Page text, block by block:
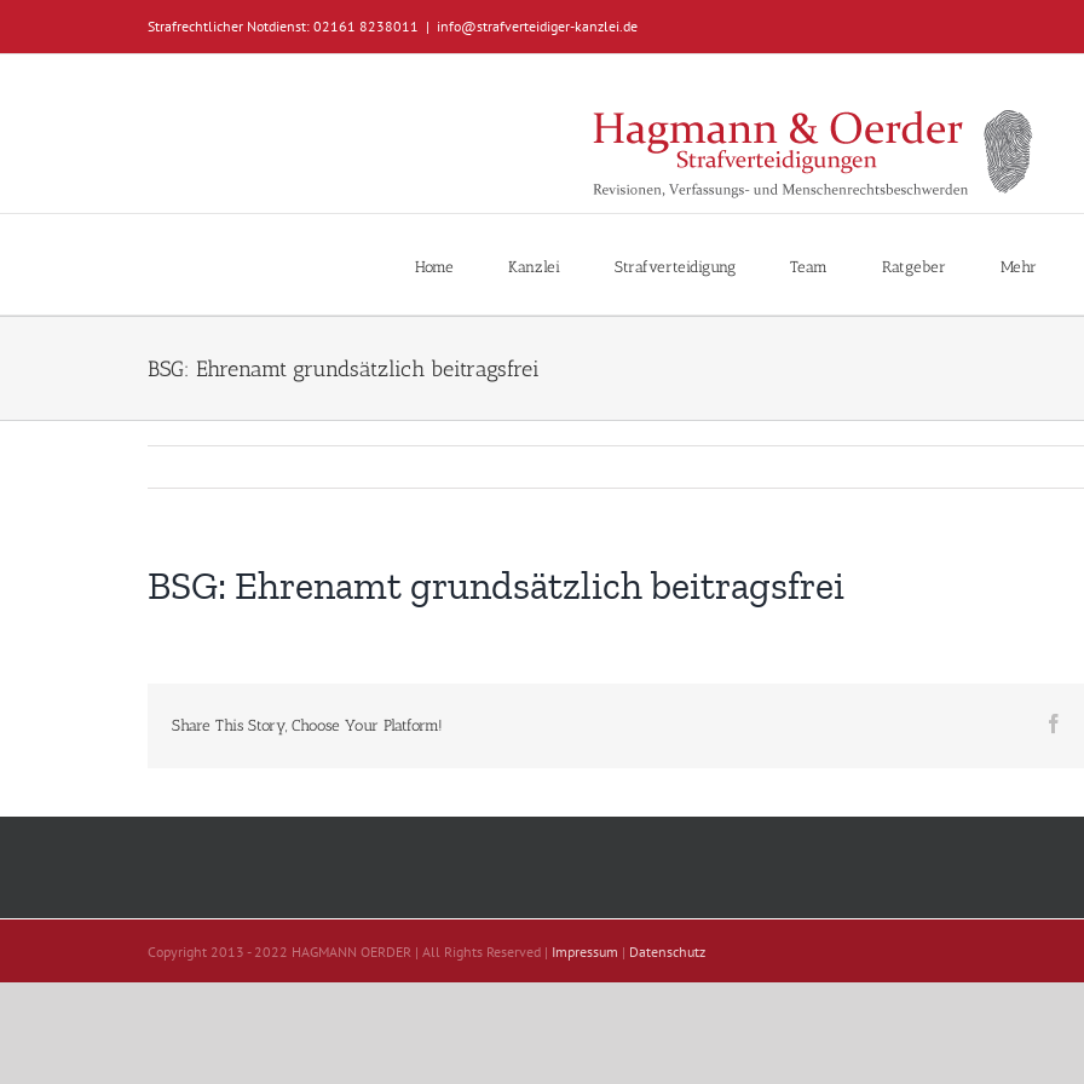
springen
Strafrechtlicher Notdienst: 02161 8238011 | info@strafverteidiger-kanzlei.de
Home Kanzlei Strafverteidigung Team Ratgeber Mehr
BSG: Ehrenamt grundsätzlich beitragsfrei
BSG: Ehrenamt grundsätzlich beitragsfrei
Share This Story, Choose Your Platform!
Copyright 2013 - 2022 HAGMANN OERDER | All Rights Reserved | Impressum | Datenschutz